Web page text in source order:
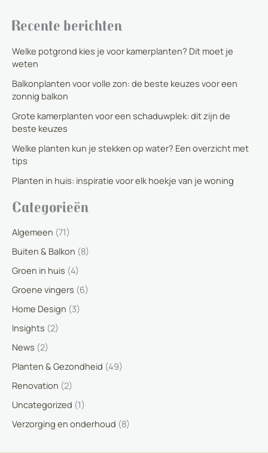
Recente berichten
Welke potgrond kies je voor kamerplanten? Dit moet je
weten
Balkonplanten voor volle zon: de beste keuzes voor een
zonnig balkon
Grote kamerplanten voor een schaduwplek: dit zijn de
beste keuzes
Welke planten kun je stekken op water? Een overzicht met
tips
Planten in huis: inspiratie voor elk hoekje van je woning
Categorieën
Algemeen (71)
Buiten & Balkon (8)
Groen in huis (4)
Groene vingers (6)
Home Design (3)
Insights (2)
News (2)
Planten & Gezondheid (49)
Renovation (2)
Uncategorized (1)
Verzorging en onderhoud (8)